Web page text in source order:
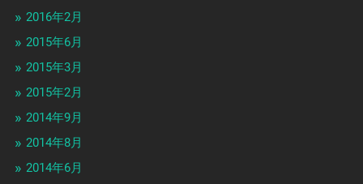
2016年2月
2015年6月
2015年3月
2015年2月
2014年9月
2014年8月
2014年6月